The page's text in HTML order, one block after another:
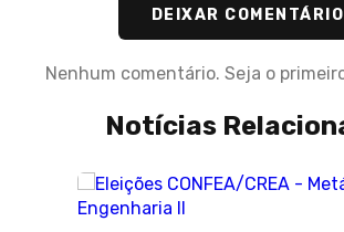
DEIXAR COMENTÁRIO
Nenhum comentário. Seja o
Notícias